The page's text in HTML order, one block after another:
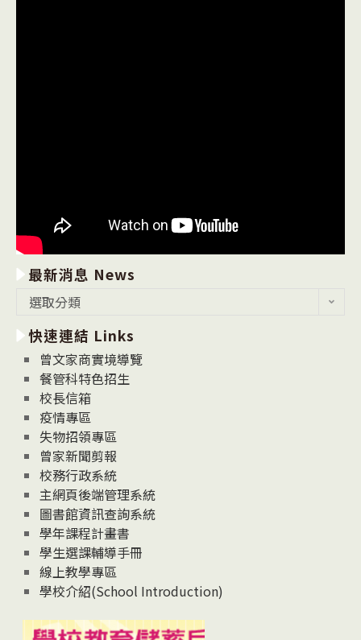
最新消息 News
消
息
News
選取分類
快速連結 Links
曾文家商實境導覽
餐管科特色招生
校長信箱
疫情專區
失物招領專區
曾家新聞剪報
校務行政系統
主網頁後端管理系統
圖書館資訊查詢系統
學年課程計畫書
學生選課輔導手冊
線上教學專區
學校介紹(School Introduction)